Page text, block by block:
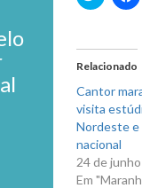
para
em
nova
janela)
em
Relacionado
Cantor
visita
Nordeste e
nacional
24 de
Em